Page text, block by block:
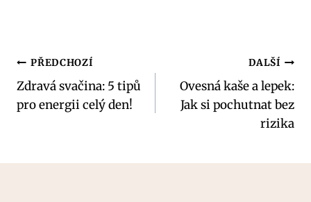
Navigace
pro
PŘEDCHOZÍ
Zdravá svačina: 5 tipů
pro energii celý den!
DALŠÍ
Ovesná kaše a lepek:
Jak si pochutnat bez
rizika